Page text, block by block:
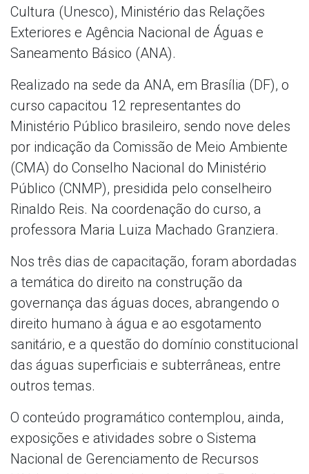
Cultura (Unesco), Ministério das Relações
Exteriores e Agência Nacional de Águas e
Saneamento Básico (ANA).
Realizado na sede da ANA, em Brasília (DF), o
curso capacitou 12 representantes do
Ministério Público brasileiro, sendo nove deles
por indicação da Comissão de Meio Ambiente
(CMA) do Conselho Nacional do Ministério
Público (CNMP), presidida pelo conselheiro
Rinaldo Reis. Na coordenação do curso, a
professora Maria Luiza Machado Granziera.
Nos três dias de capacitação, foram abordadas
a temática do direito na construção da
governança das águas doces, abrangendo o
direito humano à água e ao esgotamento
sanitário, e a questão do domínio constitucional
das águas superficiais e subterrâneas, entre
outros temas.
O conteúdo programático contemplou, ainda,
exposições e atividades sobre o Sistema
Nacional de Gerenciamento de Recursos